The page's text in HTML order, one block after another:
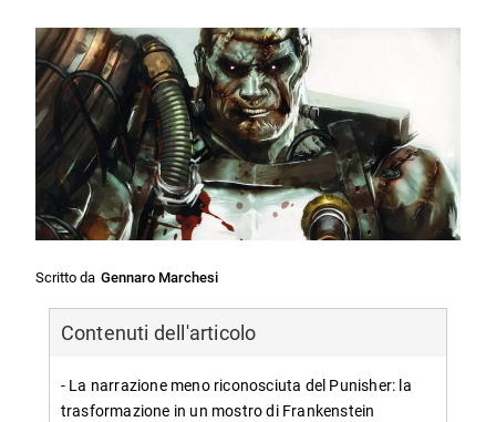
Scritto da Gennaro Marchesi
Contenuti dell'articolo
- La narrazione meno riconosciuta del Punisher: la
trasformazione in un mostro di Frankenstein